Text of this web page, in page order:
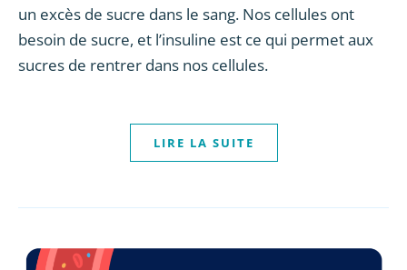
un excès de sucre dans le sang. Nos cellules ont
besoin de sucre, et l’insuline est ce qui permet aux
sucres de rentrer dans nos cellules.
LIRE LA SUITE